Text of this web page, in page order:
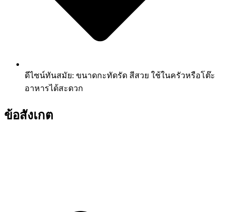
ดีไซน์ทันสมัย: ขนาดกะทัดรัด สีสวย ใช้ในครัวหรือโต๊ะ
อาหารได้สะดวก
ข้อสังเกต